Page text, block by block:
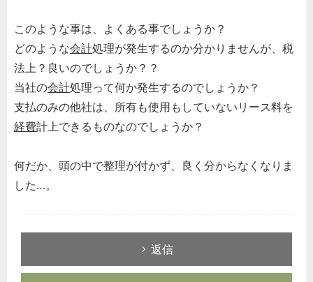
このような事は、よくある事でしょうか？
どのような会計処理が発生するのか分かりませんが、税
法上？良いのでしょうか？？
当社の会計処理って何か発生するのでしょうか？
支払のみの他社は、所有も使用もしていないリース料を
経費計上できるものなのでしょうか？
何だか、頭の中で整理が付かず、良く分からなくなりま
した…。
返信